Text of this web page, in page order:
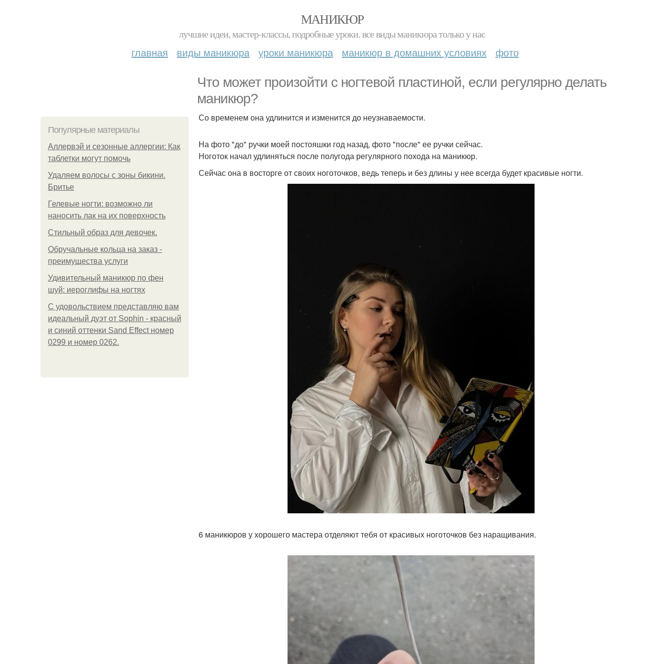
МАНИКЮР
лучшие идеи, мастер-классы, подробные уроки. все виды маникюра только у нас
главная виды маникюра уроки маникюра маникюр в домашних условиях фото
Что может произойти с ногтевой пластиной, если регулярно делать
маникюр?
Популярные материалы
Аллервэй и сезонные аллергии: Как
таблетки могут помочь
Удаляем волосы с зоны бикини.
Бритье
Гелевые ногти: возможно ли
наносить лак на их поверхность
Стильный образ для девочек.
Обручальные кольца на заказ -
преимущества услуги
Удивительный маникюр по фен
шуй: иероглифы на ногтях
С удовольствием представляю вам
идеальный дуэт от Sophin - красный
и синий оттенки Sand Effect номер
0299 и номер 0262.
Со временем она удлинится и изменится до неузнаваемости.
На фото "до" ручки моей постояшки год назад, фото "после" ее ручки сейчас.
Ноготок начал удлиняться после полугода регулярного похода на маникюр.
Сейчас она в восторге от своих ноготочков, ведь теперь и без длины у нее всегда будет красивые ногти.
6 маникюров у хорошего мастера отделяют тебя от красивых ноготочков без наращивания.